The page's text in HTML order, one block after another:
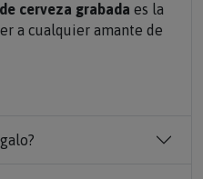
cerveza grabada es la
a cualquier amante de
y presentada en un
para sorprender a tu
se acordará de ti 🍻.